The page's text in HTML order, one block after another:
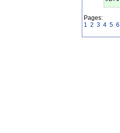
Pages:
1 2 3 4 5 6